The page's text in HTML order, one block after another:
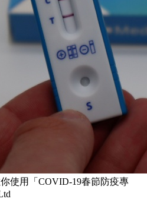
使用「COVID-19春節防疫專